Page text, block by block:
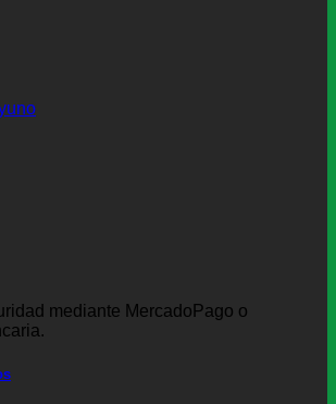
mediante MercadoPago o